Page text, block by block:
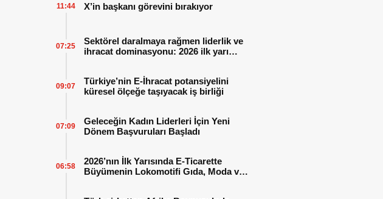
X’in başkanı görevini bırakıyor
11:44
Sektörel daralmaya rağmen liderlik ve
ihracat dominasyonu: 2026 ilk yarı
07:25
Türkiye’nin E-İhracat potansiyelini
küresel ölçeğe taşıyacak iş birliği
09:07
Geleceğin Kadın Liderleri İçin Yeni
Dönem Başvuruları Başladı
07:09
2026’nın İlk Yarısında E-Ticarette
Büyümenin Lokomotifi Gıda, Moda ve
06:58